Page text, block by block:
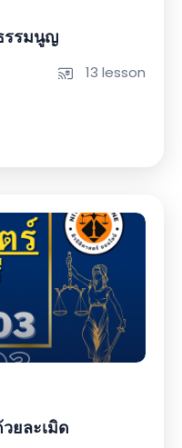
รรมนูญ
13 lesson
ยละเมิด